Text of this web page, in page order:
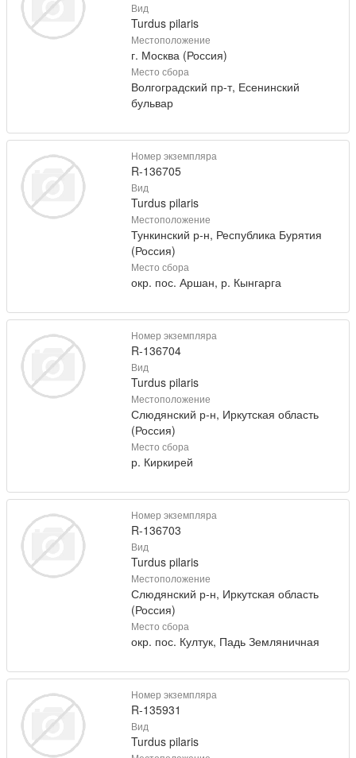
Вид
Turdus pilaris
Местоположение
г. Москва (Россия)
Место сбора
Волгоградский пр-т, Есенинский
бульвар
Номер экземпляра
R-136705
Вид
Turdus pilaris
Местоположение
Тункинский р-н, Республика Бурятия
(Россия)
Место сбора
окр. пос. Аршан, р. Кынгарга
Номер экземпляра
R-136704
Вид
Turdus pilaris
Местоположение
Слюдянский р-н, Иркутская область
(Россия)
Место сбора
р. Киркирей
Номер экземпляра
R-136703
Вид
Turdus pilaris
Местоположение
Слюдянский р-н, Иркутская область
(Россия)
Место сбора
окр. пос. Култук, Падь Земляничная
Номер экземпляра
R-135931
Вид
Turdus pilaris